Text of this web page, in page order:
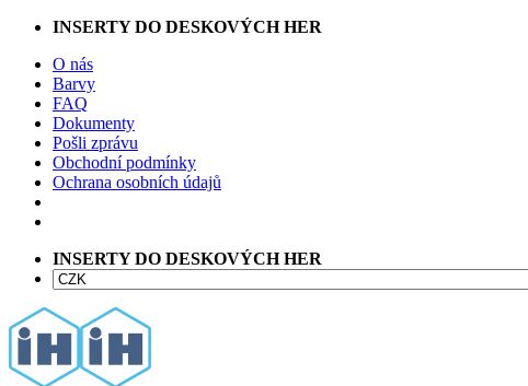
Přeskočit
obsah
INSERTY DO DESKOVÝCH HER
O nás
Barvy
FAQ
Dokumenty
Pošli zprávu
Obchodní podmínky
Ochrana osobních údajů
INSERTY DO DESKOVÝCH HER